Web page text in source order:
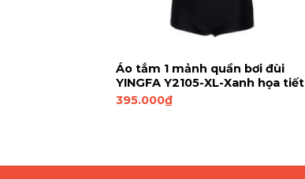
Áo tắm 1 mảnh quần bơi đùi
YINGFA Y2105-XL-Xanh họa tiết
395.000₫